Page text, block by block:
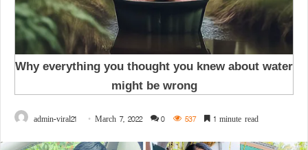
admin-viral21 March 7, 2022 0 537 1 minute read